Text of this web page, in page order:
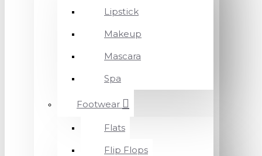
Lipstick
Makeup
Mascara
Spa
Footwear
Flats
Flip Flops